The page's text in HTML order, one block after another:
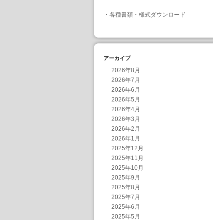
・ 各種書類・様式ダウンロード
アーカイブ
2026年8月
2026年7月
2026年6月
2026年5月
2026年4月
2026年3月
2026年2月
2026年1月
2025年12月
2025年11月
2025年10月
2025年9月
2025年8月
2025年7月
2025年6月
2025年5月